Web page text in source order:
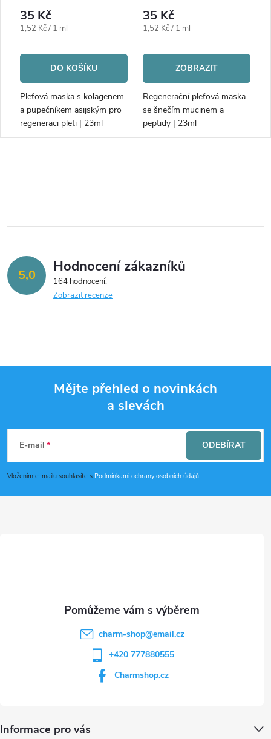
35 Kč
Měrná
1,52 Kč / 1 ml
DO KOŠÍKU
Pleťová maska s kolagenem
a pupečníkem asijským pro
regeneraci pleti | 23ml
35 Kč
Měrná
1,52 Kč / 1 ml
ZOBRAZIT
Regenerační pleťová maska ​​
se šnečím mucinem a
peptidy | 23ml
5,0 Hodnocení zákazníků
164 hodnocení
Zobrazit recenze
p
a
Mějte přehled o novinkách
a slevách
E-mail
Vložením e-mailu souhlasíte s Podmínkami ochrany osobních údajů
ODEBÍRAT
charm-shop@email.cz
+420 777880555
Charmshop.cz
Informace pro vás